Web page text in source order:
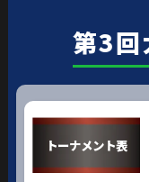
第3
トーナメント表